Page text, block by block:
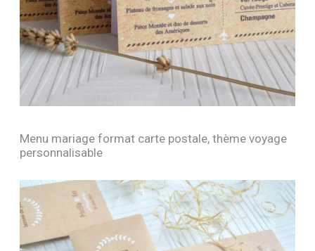
Menu mariage format carte postale, thème voyage
personnalisable